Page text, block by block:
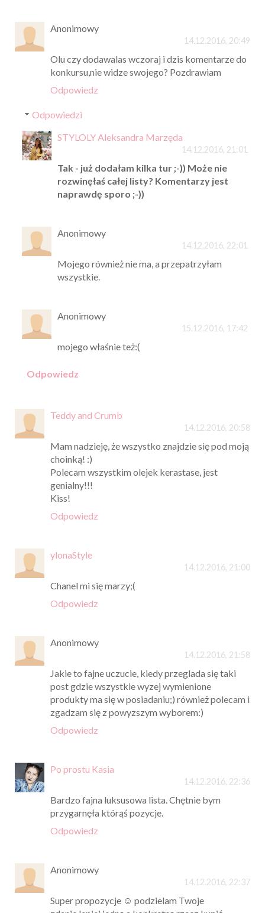
Anonimowy
14.12.2016, 20:49
Olu czy dodawalas wczoraj i dzis komentarze do
konkursu,nie widze swojego? Pozdrawiam
Odpowiedz
Odpowiedzi
STYLOLY Aleksandra Marzęda
14.12.2016, 21:01
Tak - już dodałam kilka tur ;-)) Może nie
rozwinęłaś całej listy? Komentarzy jest
naprawdę sporo ;-))
Anonimowy
14.12.2016, 22:01
Mojego również nie ma, a przepatrzyłam
wszystkie.
Anonimowy
15.12.2016, 17:42
mojego właśnie też:(
Odpowiedz
Teddy and Crumb
14.12.2016, 20:58
Mam nadzieję, że wszystko znajdzie się pod moją
choinką! :)
Polecam wszystkim olejek kerastase, jest
genialny!!!
Kiss!
Odpowiedz
ylonaStyle
14.12.2016, 21:00
Chanel mi się marzy;(
Odpowiedz
Anonimowy
14.12.2016, 21:58
Jakie to fajne uczucie, kiedy przeglada się taki
post gdzie wszystkie wyzej wymienione
produkty ma się w posiadaniu;) również polecam i
zgadzam się z powyzszym wyborem:)
Odpowiedz
Po prostu Kasia
14.12.2016, 22:36
Bardzo fajna luksusowa lista. Chętnie bym
przygarnęła którąś pozycje.
Odpowiedz
Anonimowy
14.12.2016, 22:37
Super propozycje ☺ podzielam Twoje